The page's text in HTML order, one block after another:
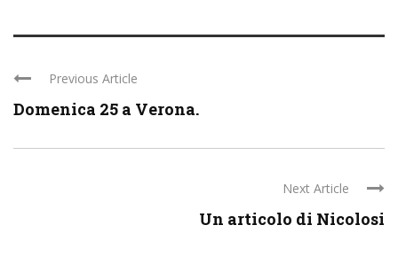
Previous Article
Domenica 25 a Verona.
Next Article
Un articolo di Nicolosi